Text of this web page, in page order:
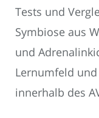
Tests und
Symbiose aus
und
Lernumfeld
innerhalb des